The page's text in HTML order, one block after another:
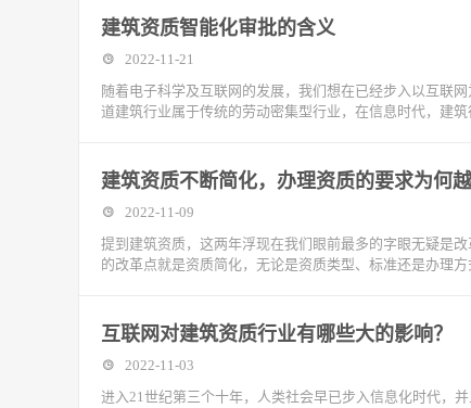
建筑资质智能化审批的含义
2022-11-21
随着电子科学及互联网的发展，我们想在已经步入以互联
道建筑行业属于传统的劳动密集型行业，在信息时代，建
建筑资质不断简化，办理资质的要求为何
2022-11-09
提到建筑资质，这两年浮现在我们眼前最多的字眼无疑是
的改革点就是资质简化，无论是资质类型、标准还是办理
互联网对建筑资质行业有哪些大的影响？
2022-11-03
进入21世纪第三个十年，人类社会早已步入信息化时代，